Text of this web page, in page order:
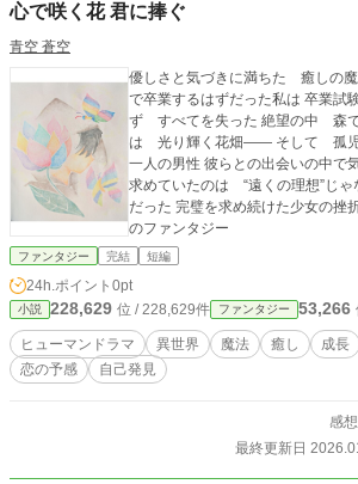
心で咲く花 君に捧ぐ
青空 蒼空
優しさと気づきに満ちた 癒しの魔法譚 国立魔法大
で卒業するはずだった私は 卒業試
ず すべてを失った 絶望の中 森で迷い込んだ先にあったの
は 光り輝く花畑―― そして 孤児
一人の男性 彼らとの出会いの中で気付く 大切な真実 追い
求めていたのは “遠くの理想”じ
だった 完璧を求め続けた少女の挫折から始まる 癒しと再生
のファンタジー
ファンタジー 完結 短編
24h.ポイント 0pt
小説 228,629 位 / 228,629件 ファンタジー 53,266
ヒューマンドラマ 異世界 魔法 癒し 成長
恋の予感
自己発見
感
最終更新日